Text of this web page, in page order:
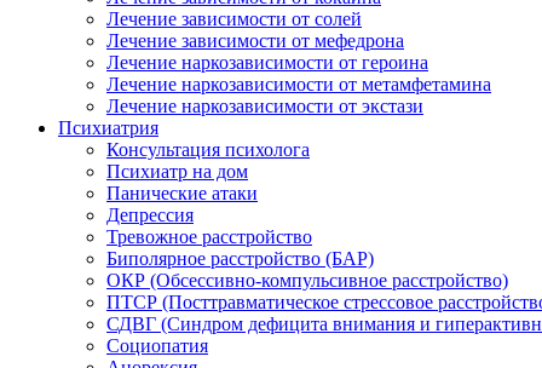
Лечение зависимости от солей
Лечение зависимости от мефедрона
Лечение наркозависимости от героина
Лечение наркозависимости от метамфетамина
Лечение наркозависимости от экстази
Психиатрия
Консультация психолога
Психиатр на дом
Панические атаки
Депрессия
Тревожное расстройство
Биполярное расстройство (БАР)
ОКР (Обсессивно-компульсивное расстройство)
ПТСР (Посттравматическое стрессовое
СДВГ (Синдром дефицита внимания и
Социопатия